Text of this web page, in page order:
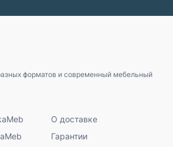
форматов и современный мебельный
О доставке
Гарантии